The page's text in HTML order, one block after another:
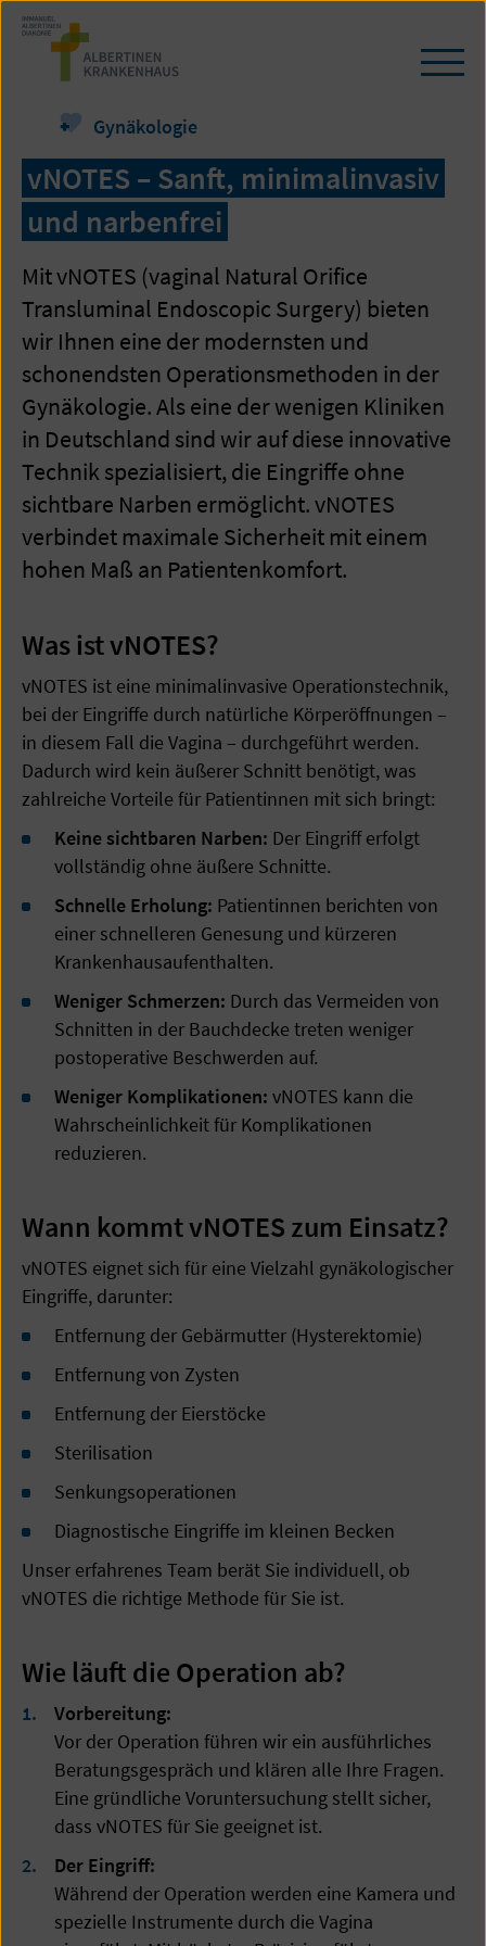
Zum
Seiteninhalt
springen
Gynäkologie
vNOTES – Sanft, minimalinvasiv
und narbenfrei
Mit vNOTES (vaginal Natural Orifice
Transluminal Endoscopic Surgery) bieten
wir Ihnen eine der modernsten und
schonendsten Operationsmethoden in der
Gynäkologie. Als eine der wenigen Kliniken
in Deutschland sind wir auf diese innovative
Technik spezialisiert, die Eingriffe ohne
sichtbare Narben ermöglicht. vNOTES
verbindet maximale Sicherheit mit einem
hohen Maß an Patientenkomfort.
Was ist vNOTES?
vNOTES ist eine minimalinvasive Operationstechnik,
bei der Eingriffe durch natürliche Körperöffnungen –
in diesem Fall die Vagina – durchgeführt werden.
Dadurch wird kein äußerer Schnitt benötigt, was
zahlreiche Vorteile für Patientinnen mit sich bringt:
Keine sichtbaren Narben: Der Eingriff erfolgt
vollständig ohne äußere Schnitte.
Schnelle Erholung: Patientinnen berichten von
einer schnelleren Genesung und kürzeren
Krankenhausaufenthalten.
Weniger Schmerzen: Durch das Vermeiden von
Schnitten in der Bauchdecke treten weniger
postoperative Beschwerden auf.
Weniger Komplikationen: vNOTES kann die
Wahrscheinlichkeit für Komplikationen
reduzieren.
Wann kommt vNOTES zum Einsatz?
vNOTES eignet sich für eine Vielzahl gynäkologischer
Eingriffe, darunter:
Entfernung der Gebärmutter (Hysterektomie)
Entfernung von Zysten
Entfernung der Eierstöcke
Sterilisation
Senkungsoperationen
Diagnostische Eingriffe im kleinen Becken
Unser erfahrenes Team berät Sie individuell, ob
vNOTES die richtige Methode für Sie ist.
Wie läuft die Operation ab?
Vorbereitung:
Vor der Operation führen wir ein ausführliches
Beratungsgespräch und klären alle Ihre Fragen.
Eine gründliche Voruntersuchung stellt sicher,
dass vNOTES für Sie geeignet ist.
Der Eingriff:
Während der Operation werden eine Kamera und
spezielle Instrumente durch die Vagina